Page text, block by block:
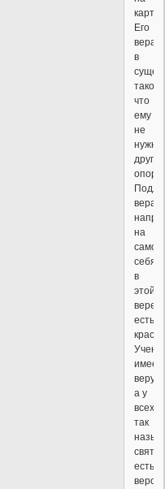
карте.
Его
вера
в
что
ему
не
нужно
другой
вера
на
самого
себя;
в
этой
вере
есть
имеет
веру,
а у
всех
так
есть